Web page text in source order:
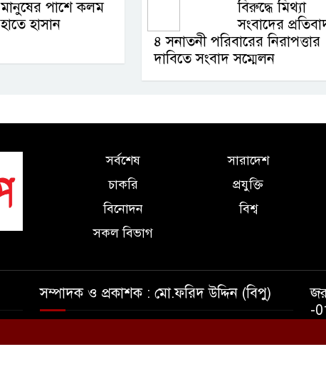
মানুষের পাশে কলম
হাতে হাসান
বিরুদ্ধে মিথ্যা
সংবাদের
৪ সনাতনী পরিবারের নিরাপত্তার
দাবিতে সংবাদ সম্মেলন
সর্বশেষ সারাদেশ
চাকরি
প্রযুক্তি
বিনোদন
বিশ্ব
সকল বিভাগ
সম্পাদক ও প্রকাশক : মো.ফরিদ উদ্দিন (বিপু)
-